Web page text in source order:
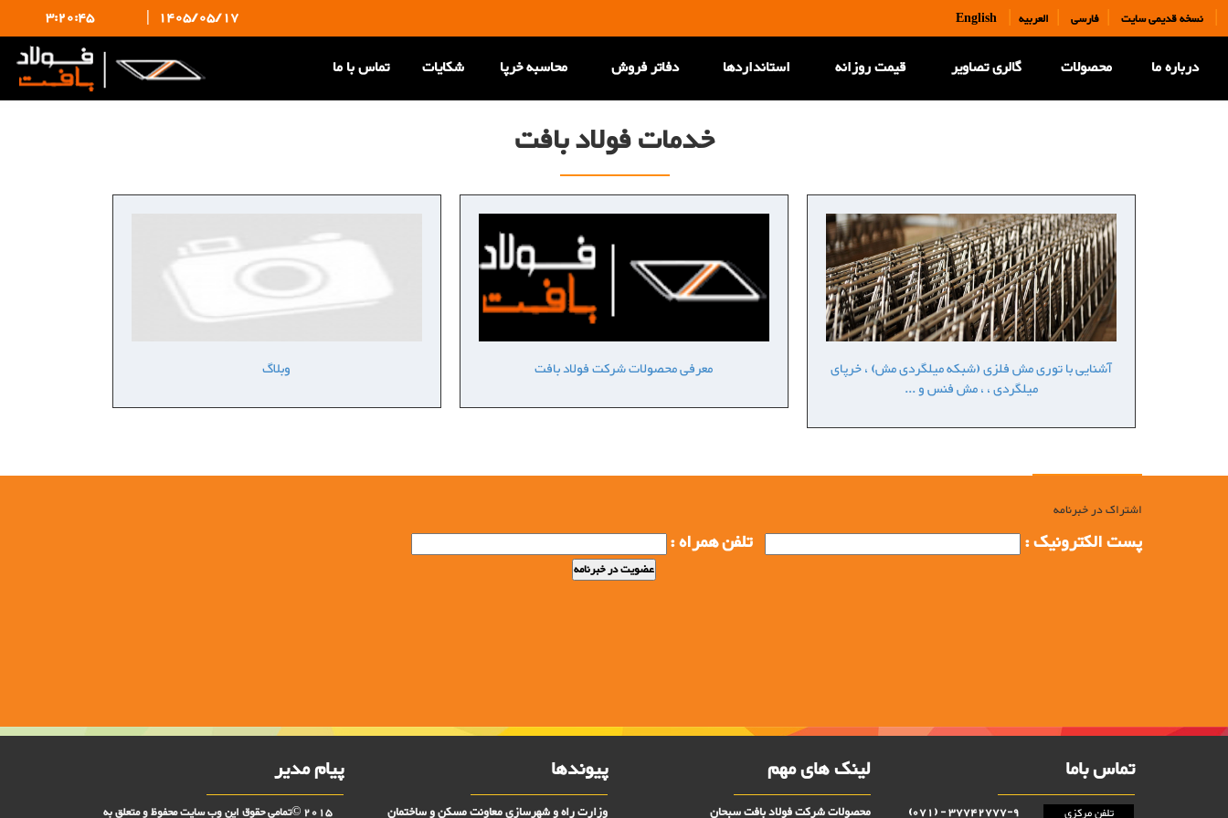
English| نسخه قدیمی سایت |فارسی | العربیه |
1405/05/17
|
3:20:46
درباره ما محصولات گالری تصاویر قیمت روزانه استانداردها دفاتر فروش محاسبه خرپا شکایات تماس با ما
خدمات فولاد بافت
آشنایی با توری مش فلزی (شبکه میلگردی مش) ، خرپای
میلگردی ، ، مش فنس و ...
معرفی محصولات شرکت فولاد بافت وبلاگ
اشتراک در خبرنامه
پست الکترونیک : تلفن همراه :
تماس باما
تلفن مرکزی 37742777-9 - (071)
لینک های مهم
محصولات شرکت فولاد بافت سبحان
پیوندها
وزارت راه و شهرسازي معاونت مسکن و ساختمان
پیام مدیر
2015 ©تمامی حقوق این وب سایت محفوظ و متعلق به